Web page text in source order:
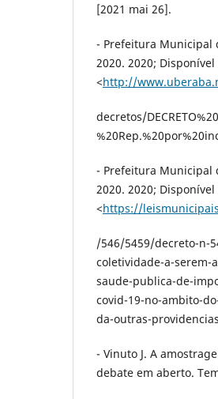
[2021 mai 26].
- Prefeitura Municipal
2020. 2020; Disponível
<http://
decretos/
- Prefeitura Municipal
2020. 2020; Disponível
<https://
/546/5459/decreto-n-
coletividade-a-serem-
saude-publica-de-
covid-19-no-ambito-
da-outras-
- Vinuto J. A
debate em aberto.